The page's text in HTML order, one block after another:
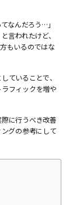
なんだろう…」
言われたけど、
もいるのではな
ていることで、
フィックを増や
に行うべき改善
グの参考にして